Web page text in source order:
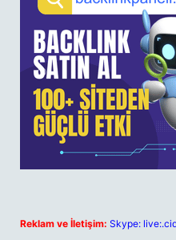
Reklam ve İletişim: Skype: